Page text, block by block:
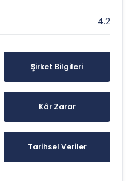
4.2
Şirket Bilgileri
Kâr Zarar
Tarihsel Veriler